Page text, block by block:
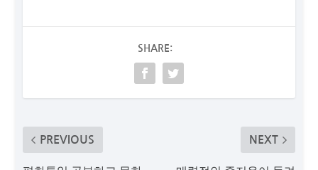
SHARE:
PREVIOUS NEXT